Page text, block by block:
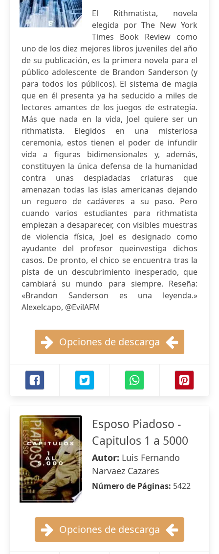
El Rithmatista, novela
elegida por The New York
Times Book Review como
uno de los diez mejores libros juveniles del año
de su publicación, es la primera novela para el
público adolescente de Brandon Sanderson (y
para todos los públicos). El sistema de magia
que en él presenta ya ha seducido a miles de
lectores amantes de los juegos de estrategia.
Más que nada en la vida, Joel quiere ser un
rithmatista. Elegidos en una misteriosa
ceremonia, estos tienen el poder de infundir
vida a figuras bidimensionales y, además,
constituyen la única defensa de la humanidad
contra unas despiadadas criaturas que
amenazan todas las islas americanas dejando
un reguero de cadáveres a su paso. Pero
cuando varios estudiantes para rithmatista
empiezan a desaparecer, con visibles muestras
de violencia física, Joel es designado como
ayudante del profesor queinvestiga dichos
casos. De pronto, el chico se encuentra tras la
pista de un descubrimiento inesperado, que
cambiará su mundo para siempre. Reseña:
«Brandon Sanderson es una leyenda.»
Alexelcapo, @EvilAFM
Opciones de descarga
Esposo Piadoso -
Capitulos 1 a 5000
Autor: Luis Fernando
Narvaez Cazares
Número de Páginas: 5422
Opciones de descarga